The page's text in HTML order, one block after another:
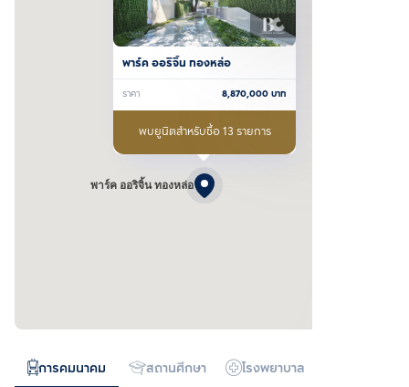
พาร์ค ออริจิ้น ทองหล่อ
พาร์ค ออริจิ้น ทองหล่อ
ราคา 8,870,000บาท
พบยูนิตสำหรับซื้อ 13 รายการ
การคมนาคม สถานศึกษา โรงพยาบาล